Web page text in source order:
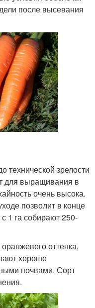
после высевания
технической зрелости
для выращивания в
очень высока.
позволит в конце
1 га собирают 250-
оттенка,
хорошо
почвами. Сорт